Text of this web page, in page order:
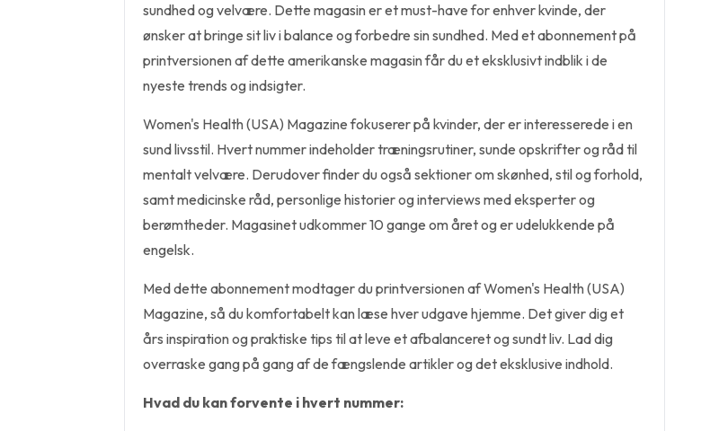
sundhed og velvære. Dette magasin er et must-have for enhver kvinde, der
ønsker at bringe sit liv i balance og forbedre sin sundhed. Med et abonnement på
printversionen af dette amerikanske magasin får du et eksklusivt indblik i de
nyeste trends og indsigter.
Women's Health (USA) Magazine fokuserer på kvinder, der er interesserede i en
sund livsstil. Hvert nummer indeholder træningsrutiner, sunde opskrifter og råd til
mentalt velvære. Derudover finder du også sektioner om skønhed, stil og forhold,
samt medicinske råd, personlige historier og interviews med eksperter og
berømtheder. Magasinet udkommer 10 gange om året og er udelukkende på
engelsk.
Med dette abonnement modtager du printversionen af Women's Health (USA)
Magazine, så du komfortabelt kan læse hver udgave hjemme. Det giver dig et
års inspiration og praktiske tips til at leve et afbalanceret og sundt liv. Lad dig
overraske gang på gang af de fængslende artikler og det eksklusive indhold.
Hvad du kan forvente i hvert nummer: